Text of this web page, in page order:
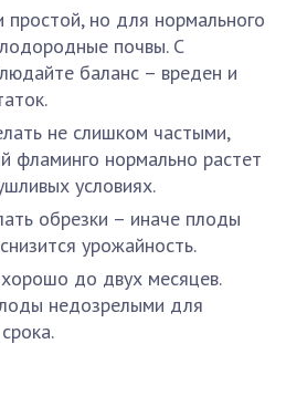
но для нормального
почвы. С
баланс – вреден и
не слишком частыми,
фламинго нормально растет
условиях.
обрезки – иначе плоды
урожайность.
до двух месяцев.
недозрелыми для